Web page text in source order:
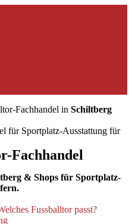
Fachhandel in Schiltberg
für Sportplatz-Ausstattung für
Fachhandel
& Shops für Sportplatz-